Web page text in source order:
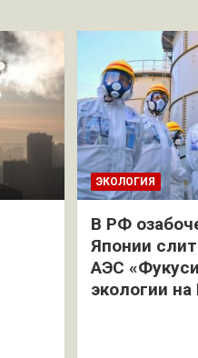
ЭКОЛОГИЯ
В РФ
Японии
АЭС
экологии на